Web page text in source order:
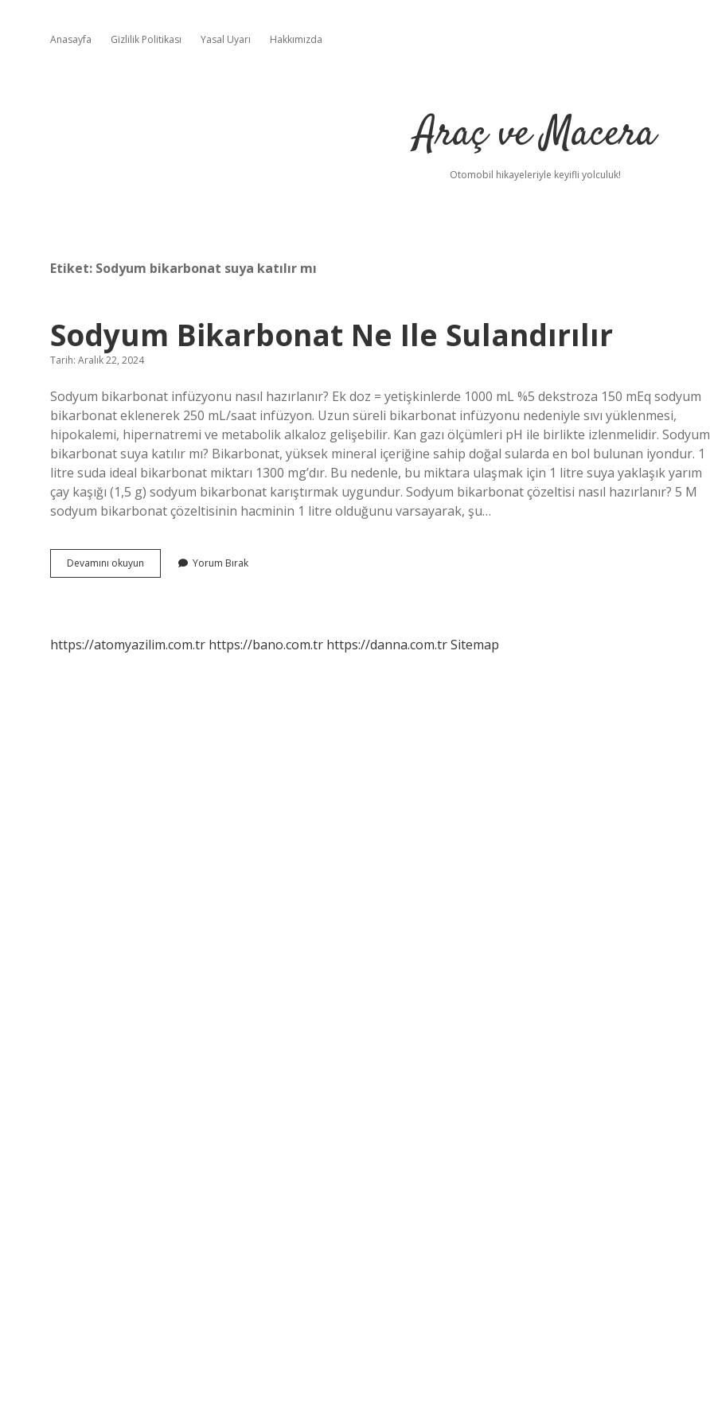
Anasayfa Gizlilik Politikası Yasal Uyarı Hakkımızda
Araç ve Macera
Otomobil hikayeleriyle keyifli yolculuk!
Etiket: Sodyum bikarbonat suya katılır mı
Sodyum Bikarbonat Ne Ile Sulandırılır
Tarih: Aralık 22, 2024
Sodyum bikarbonat infüzyonu nasıl hazırlanır? Ek doz = yetişkinlerde 1000 mL %5 dekstroza 150 mEq sodyum
bikarbonat eklenerek 250 mL/saat infüzyon. Uzun süreli bikarbonat infüzyonu nedeniyle sıvı yüklenmesi,
hipokalemi, hipernatremi ve metabolik alkaloz gelişebilir. Kan gazı ölçümleri pH ile birlikte izlenmelidir. Sodyum
bikarbonat suya katılır mı? Bikarbonat, yüksek mineral içeriğine sahip doğal sularda en bol bulunan iyondur. 1
litre suda ideal bikarbonat miktarı 1300 mg’dır. Bu nedenle, bu miktara ulaşmak için 1 litre suya yaklaşık yarım
çay kaşığı (1,5 g) sodyum bikarbonat karıştırmak uygundur. Sodyum bikarbonat çözeltisi nasıl hazırlanır? 5 M
sodyum bikarbonat çözeltisinin hacminin 1 litre olduğunu varsayarak, şu…
Devamını okuyun Sodyum
Bikarbonat
Yorum Bırak
https://atomyazilim.com.tr https://bano.com.tr https://danna.com.trSitemap